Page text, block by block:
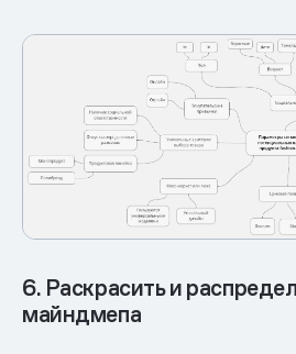
6. Раскрасить и
майндмепа